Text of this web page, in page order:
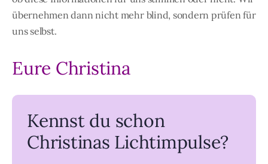
übernehmen dann nicht mehr blind, sondern prüfen für
uns selbst.
Eure Christina
Kennst du schon
Christinas Lichtimpulse?